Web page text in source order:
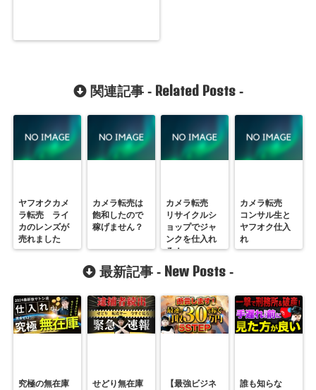
関連記事 - Related Posts-
ヤフオクカメ
ラ転売 ライ
カのレンズが
売れました
カメラ転売は
飽和したので
稼げません？
カメラ転売
リサイクルシ
ョップでジャ
ンクを仕入れ
ろ！
カメラ転売
コンサル生と
ヤフオク仕入
れ
最新記事 - New Posts -
究極の無在庫
せどり無在庫
【最強ビジネ
誰も知らな